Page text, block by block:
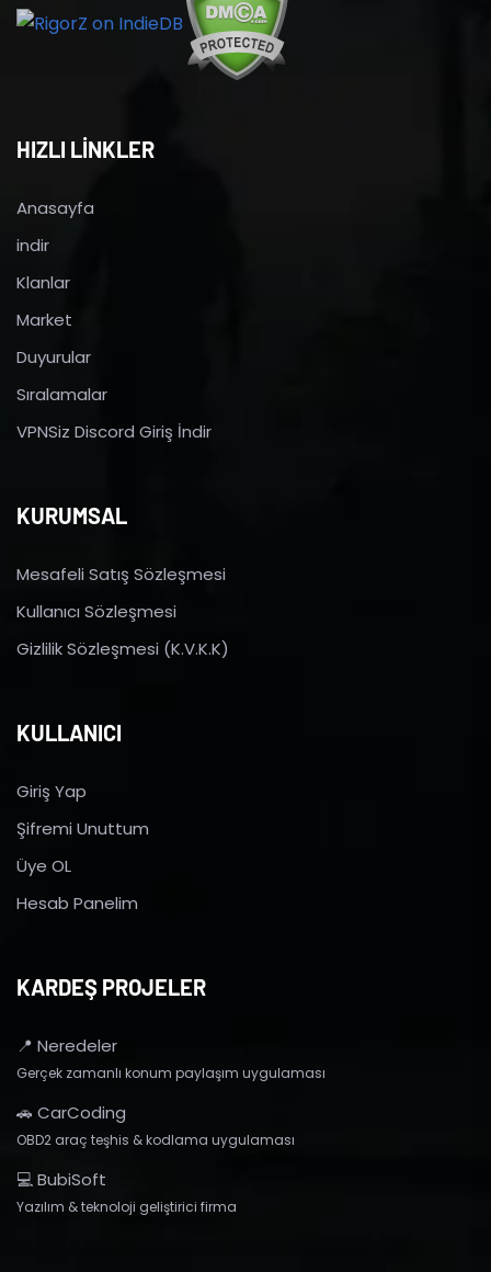
HIZLI LİNKLER
Anasayfa
indir
Klanlar
Market
Duyurular
Sıralamalar
VPNSiz Discord Giriş İndir
KURUMSAL
Mesafeli Satış Sözleşmesi
Kullanıcı Sözleşmesi
Gizlilik Sözleşmesi (K.V.K.K)
KULLANICI
Giriş Yap
Şifremi Unuttum
Üye OL
Hesab Panelim
KARDEŞ PROJELER
📍 Neredeler
Gerçek zamanlı konum paylaşım uygulaması
🚗 CarCoding
OBD2 araç teşhis & kodlama uygulaması
💻 BubiSoft
Yazılım & teknoloji geliştirici firma